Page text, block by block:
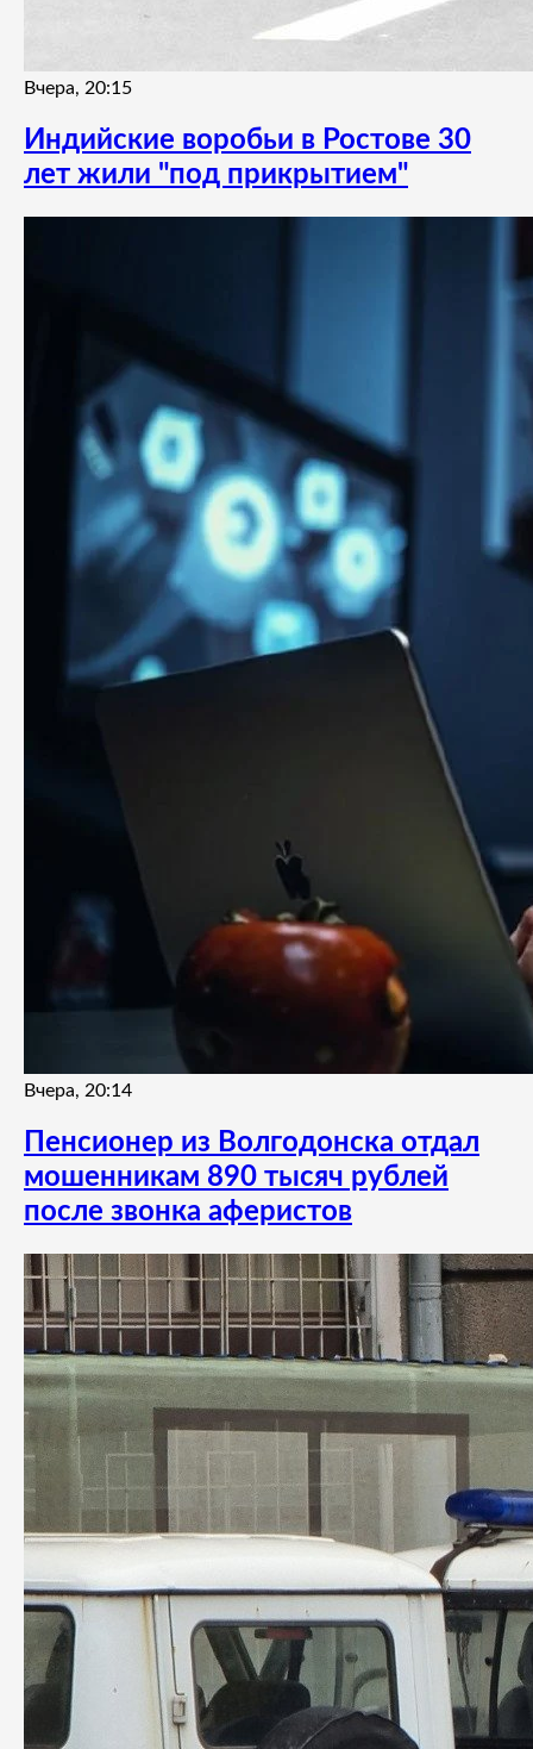
Вчера, 20:15
Индийские воробьи в Ростове 30
лет жили "под прикрытием"
Вчера, 20:14
Пенсионер из Волгодонска отдал
мошенникам 890 тысяч рублей
после звонка аферистов